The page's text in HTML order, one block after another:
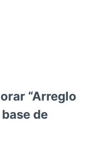
“Arreglo
de